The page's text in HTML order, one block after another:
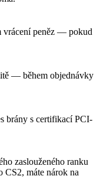
vrácení peněz — pokud
— během objednávky
brány s certifikací PCI-
zaslouženého ranku
CS2, máte nárok na